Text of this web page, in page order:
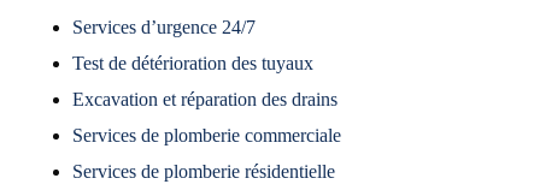
Services d’urgence 24/7
Test de détérioration des tuyaux
Excavation et réparation des drains
Services de plomberie commerciale
Services de plomberie résidentielle